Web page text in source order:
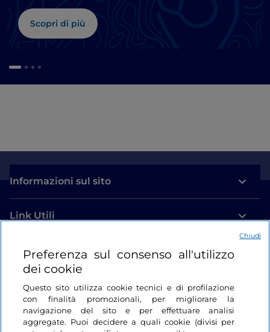
Scopri di più
Informazioni sul sito
Link Utili
Login
Restiamo in contatto
Preferenza sul consenso all'utilizzo
dei cookie
Questo sito utilizza cookie tecnici e di profilazione
con finalità promozionali, per migliorare la
navigazione del sito e per effettuare analisi
aggregate. Puoi decidere a quali cookie (divisi per
Chiudi